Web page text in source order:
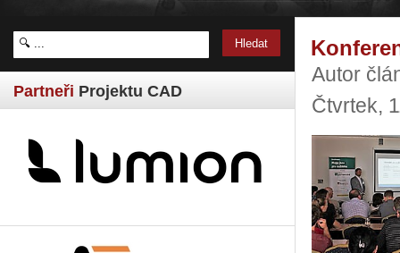
Partneři Projektu CAD
Autor
Čtvrtek,